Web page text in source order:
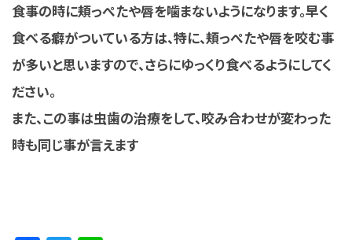
食事の時に頬っぺたや唇を噛まないようになります。早く
食べる癖がついている方は、特に、頬っぺたや唇を咬む事
が多いと思いますので、さらにゆっくり食べるようにしてく
ださい。
また、この事は虫歯の治療をして、咬み合わせが変わった
時も同じ事が言えます